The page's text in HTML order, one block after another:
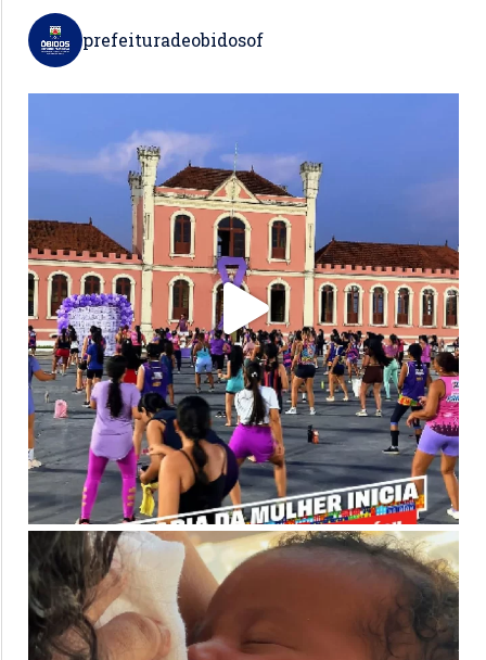
prefeituradeobidosof